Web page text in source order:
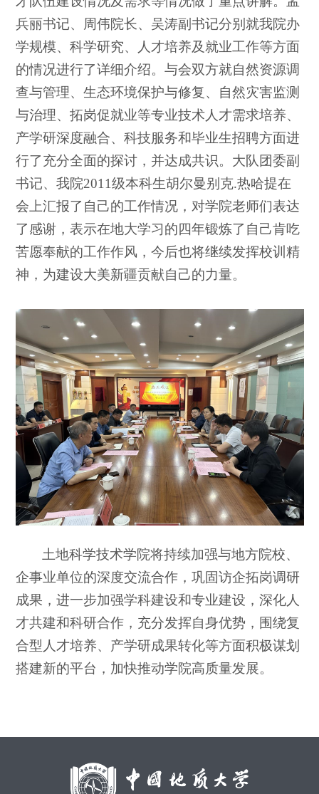
兵丽书记、周伟院长、吴涛副书记分别就我院办
学规模、科学研究、人才培养及就业工作等方面
的情况进行了详细介绍。与会双方就自然资源调
查与管理、生态环境保护与修复、自然灾害监测
与治理、拓岗促就业等专业技术人才需求培养、
产学研深度融合、科技服务和毕业生招聘方面进
行了充分全面的探讨，并达成共识。大队团委副
书记、我院2011级本科生胡尔曼别克.热哈提在
会上汇报了自己的工作情况，对学院老师们表达
了感谢，表示在地大学习的四年锻炼了自己肯吃
苦愿奉献的工作作风，今后也将继续发挥校训精
神，为建设大美新疆贡献自己的力量。
土地科学技术学院将持续加强与地方院校、
企事业单位的深度交流合作，巩固访企拓岗调研
成果，进一步加强学科建设和专业建设，深化人
才共建和科研合作，充分发挥自身优势，围绕复
合型人才培养、产学研成果转化等方面积极谋划
搭建新的平台，加快推动学院高质量发展。